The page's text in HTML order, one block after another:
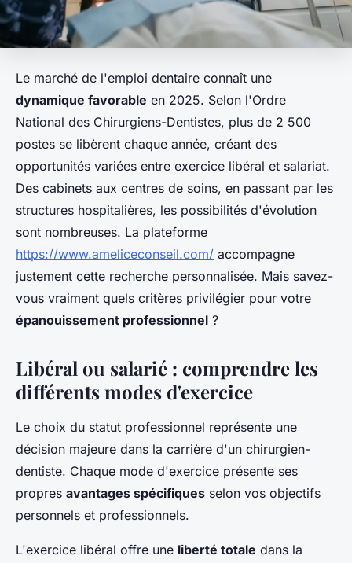
Le marché de l'emploi dentaire connaît une
dynamique favorable en 2025. Selon l'Ordre
National des Chirurgiens-Dentistes, plus de 2 500
postes se libèrent chaque année, créant des
opportunités variées entre exercice libéral et salariat.
Des cabinets aux centres de soins, en passant par les
structures hospitalières, les possibilités d'évolution
sont nombreuses. La plateforme
https://www.ameliceconseil.com/ accompagne
justement cette recherche personnalisée. Mais savez-
vous vraiment quels critères privilégier pour votre
épanouissement professionnel ?
Libéral ou salarié : comprendre les
différents modes d'exercice
Le choix du statut professionnel représente une
décision majeure dans la carrière d'un chirurgien-
dentiste. Chaque mode d'exercice présente ses
propres avantages spécifiques selon vos objectifs
personnels et professionnels.
L'exercice libéral offre une liberté totale dans la